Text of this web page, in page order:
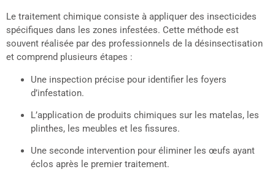
Le traitement chimique consiste à appliquer des insecticides
spécifiques dans les zones infestées. Cette méthode est
souvent réalisée par des professionnels de la désinsectisation
et comprend plusieurs étapes :
Une inspection précise pour identifier les foyers
d’infestation.
L’application de produits chimiques sur les matelas, les
plinthes, les meubles et les fissures.
Une seconde intervention pour éliminer les œufs ayant
éclos après le premier traitement.